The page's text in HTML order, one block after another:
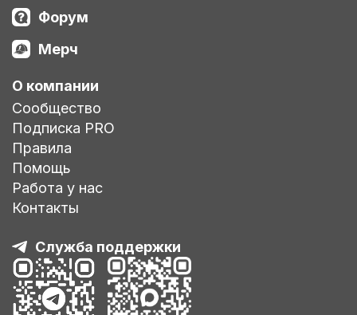
Форум
Мерч
О компании
Сообщество
Подписка PRO
Правила
Помощь
Работа у нас
Контакты
Служба поддержки